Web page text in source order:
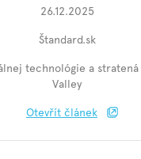
26.12.2025
Štandard.sk
technológie a stratená
Valley
Otevřít článek